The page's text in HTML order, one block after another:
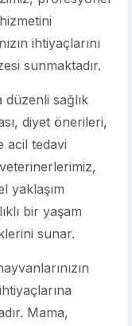
ihtiyaçlarını
sunmaktadır.
düzenli sağlık
diyet önerileri,
acil tedavi
yaklaşım
bir yaşam
sunar.
Mama,